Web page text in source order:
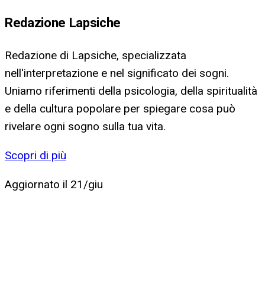
Redazione Lapsiche
Redazione di Lapsiche, specializzata
nell'interpretazione e nel significato dei sogni.
Uniamo riferimenti della psicologia, della spiritualità
e della cultura popolare per spiegare cosa può
rivelare ogni sogno sulla tua vita.
Scopri di più
Aggiornato il 21/giu